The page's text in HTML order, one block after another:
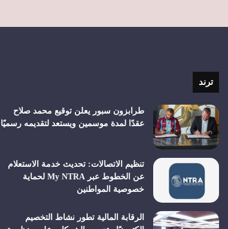
ترند
طرابزون سبور يعلن توقيع محمد صلاح
عقدًا لمدة موسمين ويستعد لتقديمه رسميًا
تنظيم الاتصالات: تحديث خدمة الاستعلام
عن الخطوط عبر My NTRA لحماية
خصوصية المواطنين
الرقابة المالية تطور نشاط التخصيم